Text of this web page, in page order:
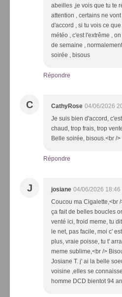
abeilles ,je vois que tu te
attention , certains ne
d'accord , si tu vois ce
météo , c'est l'extrême ,
de semaine ,
soirée , bisous
Répondre
C CathyRose 04/06/2026
Je suis bien d'accord,
chaud, trop frais, trop
Belle soirée, bisous.<br />
Répondre
J josiane 04/06/2026 18:46
Coucou ma Cigalette,<br
ça fait de belles boucles
venté ici, froid meme, tu
le net, pas facile, moi c'
plus, vraie poisse, tu t'
meme sublime,<br />
Josiane T. j' ai la belle
voisine ,elles se
homme DCD bientot 94